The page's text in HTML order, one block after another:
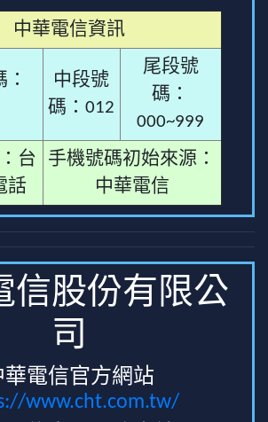
中華電信資訊
中段號
碼：012
尾段號
碼：
000~999
台
話
手機號碼初始來源：
中華電信
信股份有限公
司
華電信官方網站
www.cht.com.tw/